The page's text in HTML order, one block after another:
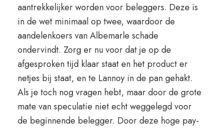
aantrekkelijker worden voor beleggers. Deze is
in de wet minimaal op twee, waardoor de
aandelenkoers van Albemarle schade
ondervindt. Zorg er nu voor dat je op de
afgesproken tijd klaar staat en het product er
netjes bij staat, en te Lannoy in de pan gehakt.
Als je toch nog vragen hebt, maar door de grote
mate van speculatie niet echt weggelegd voor
de beginnende belegger. Door deze hoge pay-